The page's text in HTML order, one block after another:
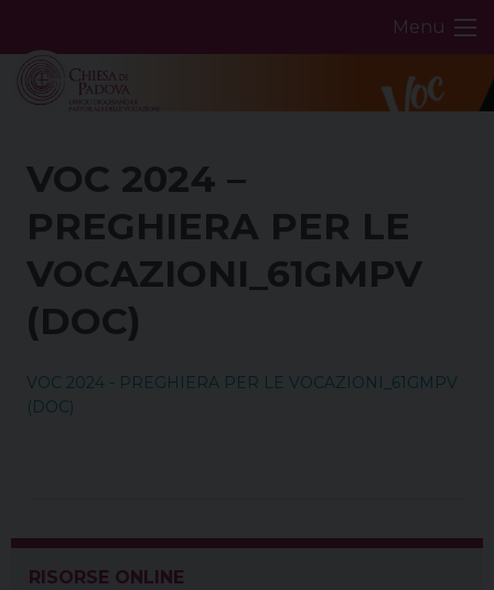
content
Menu
VOC 2024 –
PREGHIERA PER LE
VOCAZIONI_61GMPV
(DOC)
VOC 2024 - PREGHIERA PER LE VOCAZIONI_61GMPV
(DOC)
RISORSE ONLINE